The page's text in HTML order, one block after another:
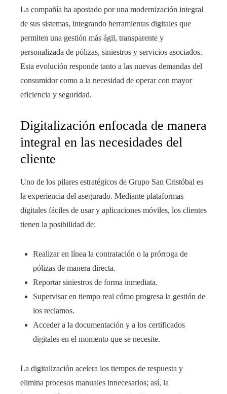
La compañía ha apostado por una modernización integral
de sus sistemas, integrando herramientas digitales que
permiten una gestión más ágil, transparente y
personalizada de pólizas, siniestros y servicios asociados.
Esta evolución responde tanto a las nuevas demandas del
consumidor como a la necesidad de operar con mayor
eficiencia y seguridad.
Digitalización enfocada de manera
integral en las necesidades del
cliente
Uno de los pilares estratégicos de Grupo San Cristóbal es
la experiencia del asegurado. Mediante plataformas
digitales fáciles de usar y aplicaciones móviles, los clientes
tienen la posibilidad de:
Realizar en línea la contratación o la prórroga de
pólizas de manera directa.
Reportar siniestros de forma inmediata.
Supervisar en tiempo real cómo progresa la gestión de
los reclamos.
Acceder a la documentación y a los certificados
digitales en el momento que se necesite.
La digitalización acelera los tiempos de respuesta y
elimina procesos manuales innecesarios; así, la